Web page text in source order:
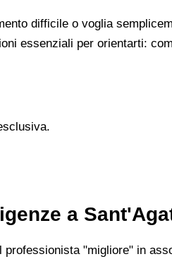
difficile o voglia
essenziali per orientarti:
a
"migliore" in